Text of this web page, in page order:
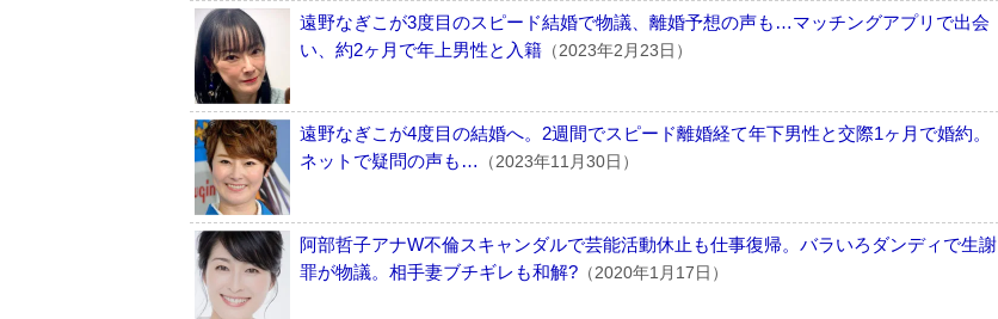
遠野なぎこが3度目のスピード結婚で物議、離婚予想の声も…マッチングアプリで出会
い、約2ヶ月で年上男性と入籍 （2023年2月23日）
遠野なぎこが4度目の結婚へ。2週間でスピード離婚経て年下男性と交際1ヶ月で婚約。
ネットで疑問の声も…
（2023年11月30日）
阿部哲子アナW不倫スキャンダルで芸能活動休止も仕事復帰。バラいろダンディで生謝
罪が物議。相手妻ブチギレも和解? （2020年1月17日）